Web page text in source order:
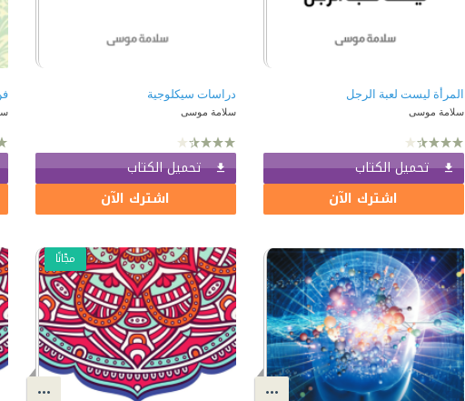
المرأة ليست لعبة الرجل
سلامة موسى
تحميل الكتاب
اشترك الآن
دراسات سيكلوجية
سلامة موسى
تحميل الكتاب
اشترك الآن
مجّانًا